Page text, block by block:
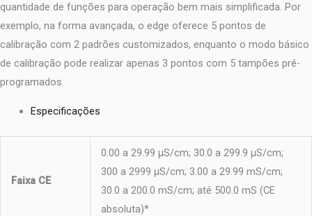
quantidade de funções para operação bem mais simplificada. Por
exemplo, na forma avançada, o edge oferece 5 pontos de
calibração com 2 padrões customizados, enquanto o modo básico
de calibração pode realizar apenas 3 pontos com 5 tampões pré-
programados.
Especificações
Faixa CE
0.00 a 29.99 μS/cm; 30.0 a 299.9 μS/cm;
300 a 2999 μS/cm; 3.00 a 29.99 mS/cm;
30.0 a 200.0 mS/cm; até 500.0 mS (CE
absoluta)*